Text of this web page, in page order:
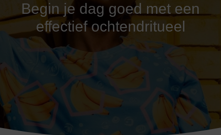
Begin je dag goed met een
effectief ochtendritueel